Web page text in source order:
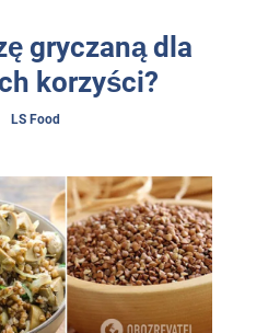
gryczaną dla
korzyści?
LS Food